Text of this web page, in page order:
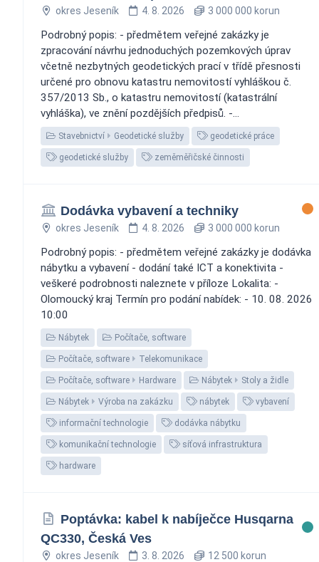
okres Jeseník 4. 8. 2026 3 000 000 korun
Podrobný popis: - předmětem veřejné zakázky je
zpracování návrhu jednoduchých pozemkových úprav
včetně nezbytných geodetických prací v třídě přesnosti
určené pro obnovu katastru nemovitostí vyhláškou č.
357/2013 Sb., o katastru nemovitostí (katastrální
vyhláška), ve znění pozdějších předpisů. -...
Stavebnictví Geodetické služby geodetické práce
geodetické služby zeměměřičské činnosti
Dodávka vybavení a techniky
okres Jeseník 4. 8. 2026 3 000 000 korun
Podrobný popis: - předmětem veřejné zakázky je dodávka
nábytku a vybavení - dodání také ICT a konektivita -
veškeré podrobnosti naleznete v příloze Lokalita: -
Olomoucký kraj Termín pro podání nabídek: - 10. 08. 2026
10:00
Nábytek Počítače, software
Počítače, software Telekomunikace
Počítače, software Hardware Nábytek Stoly a židle
Nábytek Výroba na zakázku nábytek vybavení
informační technologie dodávka nábytku
komunikační technologie síťová infrastruktura
hardware
Poptávka: kabel k nabíječce Husqarna
QC330, Česká Ves
okres Jeseník 3. 8. 2026 12 500 korun